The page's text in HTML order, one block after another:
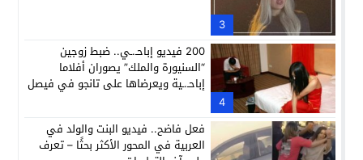
3
4
200 فيديو إباحـ.ـي.. ضبط زوجين
“السنيورة والملك” يصوران أفلاما
إباحـ.ـية ويعرضاها على تانجو في فيصل
فعل فاضح.. فيديو البنت والولد في
العربية في المحور الأكثر بحثًا – تعرف